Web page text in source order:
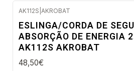
AK112S AKROBAT
ESLINGA/CORDA DE
ABSORÇÃO DE ENERGIA
AK112S AKROBAT
48,50€